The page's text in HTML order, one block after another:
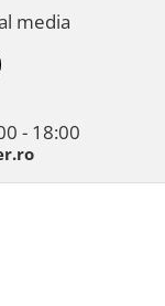
media
- 18:00